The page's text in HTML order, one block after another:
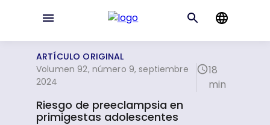
ARTÍCULO ORIGINAL
Volumen 92, número 9, septiembre
2024
18
min
Riesgo de preeclampsia en
primigestas adolescentes